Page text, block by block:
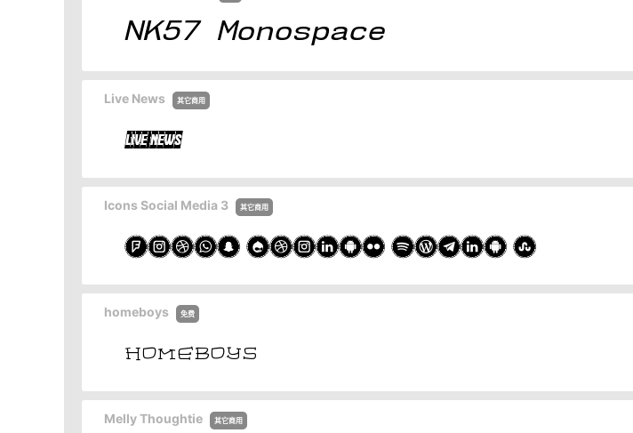
Live News 其它商用
Icons Social Media 3 其它商用
homeboys 免费
Melly Thoughtie 其它商用